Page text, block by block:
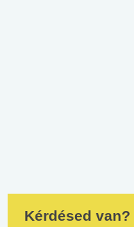
Kérdésed van?